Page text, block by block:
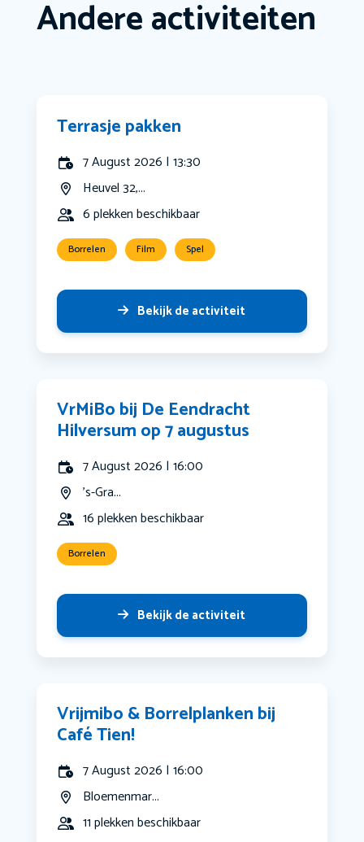
Andere activiteiten
Terrasje pakken
7 August 2026 | 13:30
Heuvel 32,...
6 plekken beschikbaar
Borrelen Film Spel
Bekijk de activiteit
VrMiBo bij De Eendracht
Hilversum op 7 augustus
7 August 2026 | 16:00
's-Gra...
16 plekken beschikbaar
Borrelen
Bekijk de activiteit
Vrijmibo & Borrelplanken bij
Café Tien!
7 August 2026 | 16:00
Bloemenmar...
11 plekken beschikbaar